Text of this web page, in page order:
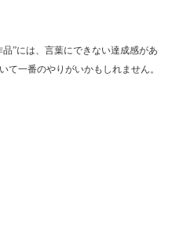
”には、言葉にできない達成感があ
て一番のやりがいかもしれません。